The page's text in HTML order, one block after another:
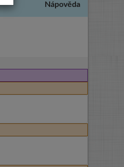
Nápověda